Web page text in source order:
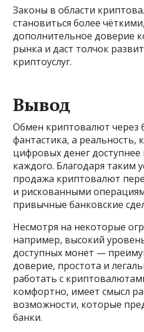
Законы в области
становиться более
дополнительное доверие
рынка и даст толчок
криптоуслуг.
Вывод
Обмен криптовалют через
фантастика, а реальность,
цифровых денег доступнее
каждого. Благодаря таким
продажа криптовалют
и рискованными
привычные банковские
Несмотря на некоторые
например, высокий
доступных монет —
доверие, простота и
работать с
комфортно, имеет смысл
возможности, которые
банки.